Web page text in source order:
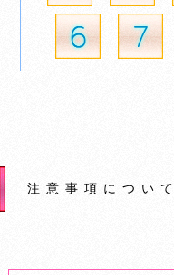
注意事項について